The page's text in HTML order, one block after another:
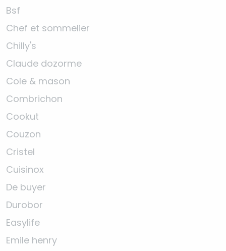
Bsf
Chef et sommelier
Chilly's
Claude dozorme
Cole & mason
Combrichon
Cookut
Couzon
Cristel
Cuisinox
De buyer
Durobor
Easylife
Emile henry